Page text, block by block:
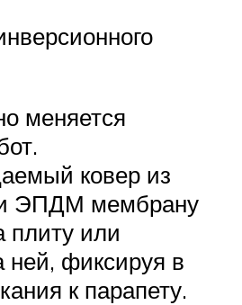
меняется
ковер из
ЭПДМ мембрану
плиту или
ней, фиксируя в
к парапету.